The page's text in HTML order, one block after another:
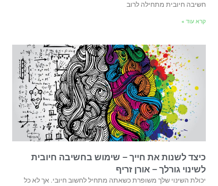
חשיבה חיובית מתחילה לרוב
קרא עוד »
כיצד לשנות את חייך – שימוש בחשיבה חיובית
לשינוי גורלך – אורן זריף
יכולת השינוי שלך משופרת כשאתה מתחיל לחשוב חיובי. אך לא כל